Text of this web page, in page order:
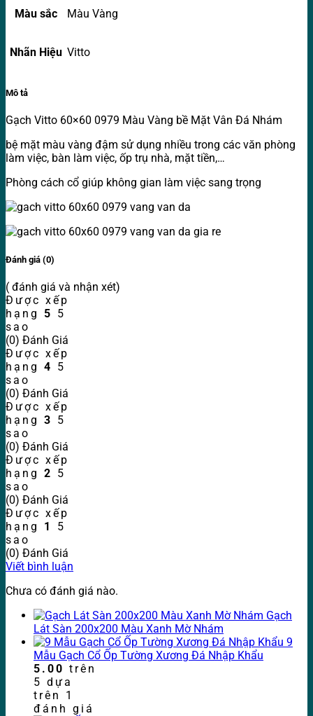
Màu sắc Màu Vàng
Nhãn Hiệu Vitto
Mô tả
Gạch Vitto 60×60 0979 Màu Vàng bề Mặt Vân Đá Nhám
bệ mặt màu vàng đậm sử dụng nhiều trong các văn phòng
làm việc, bàn làm việc, ốp trụ nhà, mặt tiền,…
Phòng cách cổ giúp không gian làm việc sang trọng
Đánh giá (0)
( đánh giá và nhận xét)
Được xếp
hạng 5 5
sao
(0) Đánh Giá
Được xếp
hạng 4 5
sao
(0) Đánh Giá
Được xếp
hạng 3 5
sao
(0) Đánh Giá
Được xếp
hạng 2 5
sao
(0) Đánh Giá
Được xếp
hạng 1
5
sao
(0) Đánh Giá
Viết bình luận
Chưa có đánh giá nào.
Gạch
Lát Sàn 200x200 Màu Xanh Mờ Nhám
9
Mẫu Gạch Cổ Ốp Tường Xương Đá Nhập Khẩu
5.00 trên
5 dựa
trên 1
đánh giá